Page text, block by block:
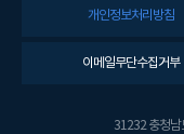
개인정보처리방침
이메일무단수집거부
31232 충청남